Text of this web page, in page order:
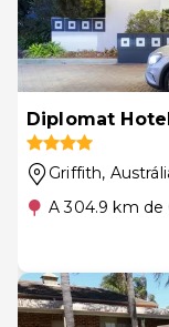
Diplomat
Griffith,
A 304.9 km